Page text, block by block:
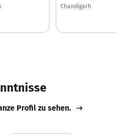
Chandigarh
Profil zu sehen.